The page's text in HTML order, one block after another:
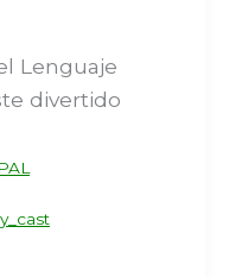
Lenguaje
divertido